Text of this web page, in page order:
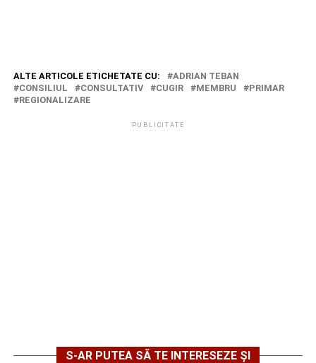
ALTE ARTICOLE ETICHETATE CU:
ADRIAN TEBAN
CONSILIUL
CONSULTATIV CUGIR MEMBRU
PRIMAR
REGIONALIZARE
PUBLICITATE
S-AR PUTEA SĂ TE INTERESEZE ȘI